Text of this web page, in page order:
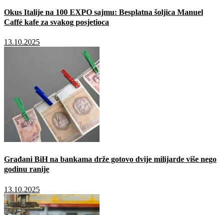
Okus Italije na 100 EXPO sajmu: Besplatna šoljica Manuel
Caffé kafe za svakog posjetioca
13.10.2025
Građani BiH na bankama drže gotovo dvije milijarde više nego
godinu ranije
13.10.2025